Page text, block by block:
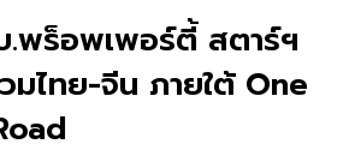
พร็อพเพอร์ตี้ สตาร์ฯ
มไทย-จีน ภายใต้ One